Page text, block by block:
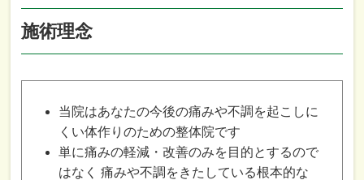
施術理念
当院はあなたの今後の痛みや不調を起こしに
くい体作りのための整体院です
単に痛みの軽減・改善のみを目的とするので
はなく 痛みや不調をきたしている根本的な